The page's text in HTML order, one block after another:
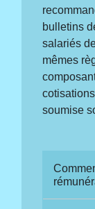
bulletins
salariés
mêmes
soumise